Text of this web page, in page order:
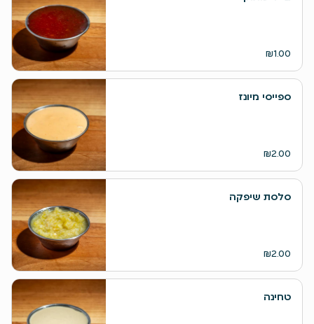
₪1.00
ספייסי מיונז
₪2.00
סלסת שיפקה
₪2.00
טחינה